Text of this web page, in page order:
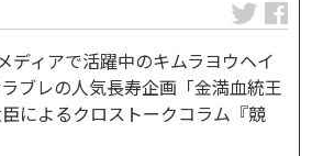
ディアで活躍中のキムラヨウヘイ
ブレの人気長寿企画「金満血統王
によるクロストークコラム『競